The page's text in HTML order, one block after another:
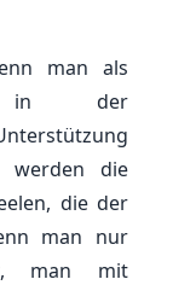
man als
in der
werden die
die der
man nur
man mit